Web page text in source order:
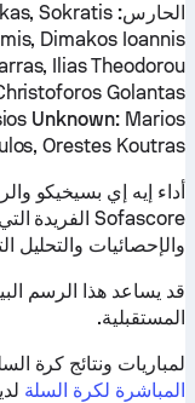
الحارس: Sokratis
Dimakos Ioannis
Ilias Theodorou
Golantas
Unknown: Marios
Orestes Koutras
أداء إيه إي بسيخيكو
والإحصائيات والتحليل
قد يساعد هذا الرسم
المستقبلية.
لمباريات ونتائج كرة
المباشرة لكرة السلة